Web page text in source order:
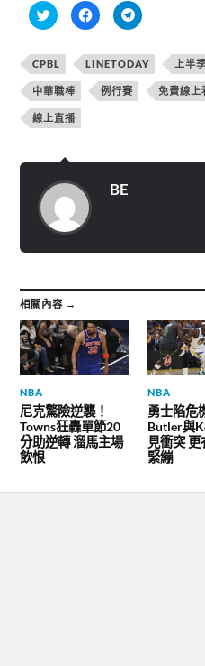
分
享
w
i
t
t
e
r
(
在
窗
開
啟
)
按
一
分
享
至
F
a
k
啟
按
一
分
享
到
e
m
啟
CPBL LINETODAY 上半季
中華職棒 例行賽 免費線上
線上直播
BE
相關內容 →
NBA
尼克驚險逆襲！
Towns狂轟單節20
分助逆轉 溜馬主場
飲恨
NBA
勇士陷危
Butler與
見衝突 更
緊繃